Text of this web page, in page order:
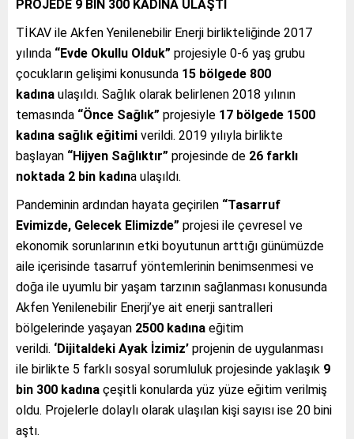
PROJEDE 9 BİN 300 KADINA ULAŞTI
TİKAV ile Akfen Yenilenebilir Enerji birlikteliğinde 2017
yılında “Evde Okullu Olduk” projesiyle 0-6 yaş grubu
çocukların gelişimi konusunda 15 bölgede 800
kadına ulaşıldı. Sağlık olarak belirlenen 2018 yılının
temasında “Önce Sağlık” projesiyle 17 bölgede 1500
kadına sağlık eğitimi verildi. 2019 yılıyla birlikte
başlayan “Hijyen Sağlıktır” projesinde de 26 farklı
noktada 2 bin kadına ulaşıldı.
Pandeminin ardından hayata geçirilen “Tasarruf
Evimizde, Gelecek Elimizde” projesi ile çevresel ve
ekonomik sorunlarının etki boyutunun arttığı günümüzde
aile içerisinde tasarruf yöntemlerinin benimsenmesi ve
doğa ile uyumlu bir yaşam tarzının sağlanması konusunda
Akfen Yenilenebilir Enerji’ye ait enerji santralleri
bölgelerinde yaşayan 2500 kadına eğitim
verildi. ‘Dijitaldeki Ayak İzimiz’ projenin de uygulanması
ile birlikte 5 farklı sosyal sorumluluk projesinde yaklaşık 9
bin 300 kadına çeşitli konularda yüz yüze eğitim verilmiş
oldu. Projelerle dolaylı olarak ulaşılan kişi sayısı ise 20 bini
aştı.